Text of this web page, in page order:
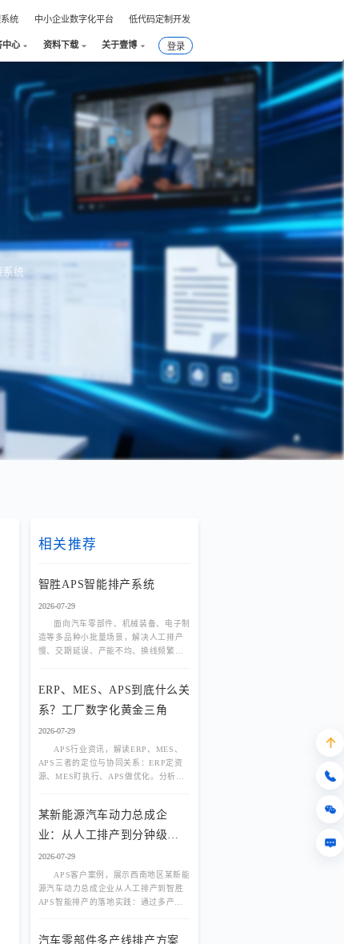
统 中小企业数字化平台 低代码定制开发
中心 资料下载 关于壹博 登录
系统
相关推荐
智胜APS智能排产系统
2026-07-29
面向汽车零部件、机械装备、电子制
造等多品种小批量场景，解决人工排产
慢、交期延误、产能不均、换线频繁等
ERP、MES、APS到底什么关
系？工厂数字化黄金三角
2026-07-29
APS行业资讯，解读ERP、MES、
APS三者的定位与协同关系：ERP定资
源、MES盯执行、APS做优化。分析为
衡、动态插单中的核心价值。
某新能源汽车动力总成企
业：从人工排产到分钟级智
能排程
2026-07-29
APS客户案例，展示西南地区某新能
源汽车动力总成企业从人工排产到智胜
APS智能排产的落地实践：通过多产线
汽车零部件多产线排产方案